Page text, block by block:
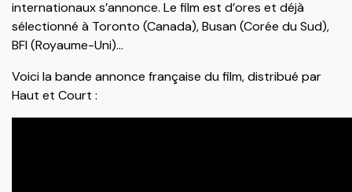
internationaux s’annonce. Le film est d’ores et déjà
sélectionné à Toronto (Canada), Busan (Corée du Sud),
BFI (Royaume-Uni)…
Voici la bande annonce française du film, distribué par
Haut et Court :